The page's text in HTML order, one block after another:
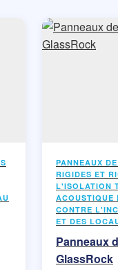
PANNEAUX
RIGIDES ET
L'ISOLATION
ACOUSTIQUE
CONTRE
ET DES
Panneaux
GlassRock